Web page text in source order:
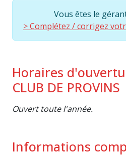
Vous êtes le
> Complétez / corrigez
Horaires
CLUB DE PROVINS
Ouvert toute l'année.
Informations